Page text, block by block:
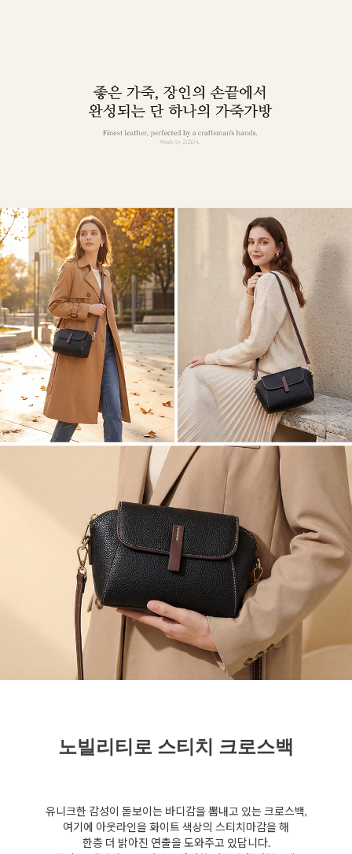
노빌리티로 스티치 크로스백
유니크한 감성이 돋보이는 바디감을 뽐내고 있는 크로스백,
여기에 아웃라인을 화이트 색상의 스티치마감을 해
한층 더 밝아진 연출을 도와주고 있답니다.